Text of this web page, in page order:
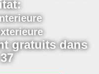
gratuits dans